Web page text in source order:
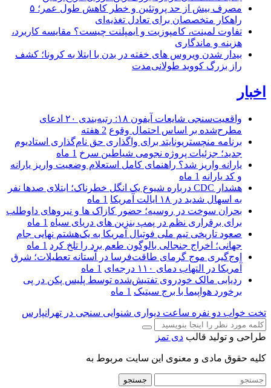
مصرف بیش از حد پروتئین و خطر کاهش طول عمر؛ ۵
راهکار متخصصان برای تعادل تغذیه‌ای
تفاوت لمینت، کامپوزیت و ایمپلنت چیست؟ مقایسه کاربرد،
هزینه و ماندگاری
بیدار شدن ویروس‌ های خفته در بدن با ابتلا به کرونا؛ کشف
راز بزرگ کووید طولانی‌مدت
اخبار
واقعیت‌سنجی شایعات آیفون ۱۸: رتبه‌بندی ۲۰ ادعای
مطرح‌شده بر اساس احتمال وقوع 2 هفته
برنامه منچستریونایتد برای واگذاری حق نام‌گذاری استادیوم
جدید؛ جزئیات پروژه نجومی شیاطین سرخ 1 ماه
یارانه واریز شد؟ راهنمای کامل استعلام وضعیت واریز یارانه
و کد یارانه 1 ماه
هشدار CDC درباره شیوع یک انگل خطرناک؛ ابتلای صدها نفر
به اسهال شدید در ۱۸ ایالت آمریکا
1 ماه
بحران سوخت در روسیه؛ حضور کازاک‌ ها و نیروهای داوطلب
برای برقراری نظم در پمپ بنزین‌ های دریای سیاه 1 ماه
صعود تاریخی تیم ملی فوتبال آمریکا به یک‌هشتم نهایی جام
جهانی؛ اخراج جنجالی بالوگون طعم برد را تلخ کرد 1 ماه
اوج‌گیری موج گرمای طاقت‌فرسا در آستانه تعطیلات؛ شرق
آمریکا در التهاب دمای ۱۱۰ درجه‌ای
1 ماه
ردیابی مالک خودروی تفتیش‌شده توسط پلیس پکن در پی
برخورد هواپیما با برج سیتیک 1 ماه
تخت خواب دو نفره ساعت دیواری شنوایی سنجی در تهرانپارس
طراحی و تولید قالب دی تمز
کلیه حقوق مادی و معنوی این سایت مربوط به
جستجو